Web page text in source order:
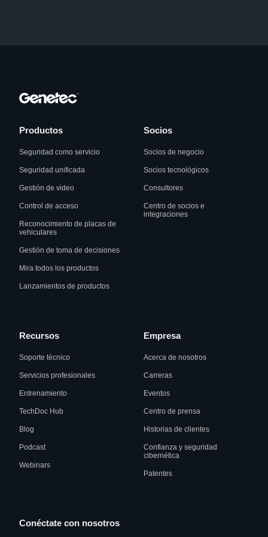
Productos
Seguridad como servicio
Seguridad unificada
Gestión de video
Control de acceso
Reconocimiento de placas de
vehiculares
Gestión de toma de decisiones
Mira todos los productos
Lanzamientos de productos
Socios
Socios de negocio
Socios tecnológicos
Consultores
Centro de socios e
integraciones
Recursos
Soporte técnico
Servicios profesionales
Entrenamiento
TechDoc Hub
Blog
Podcast
Webinars
Empresa
Acerca de nosotros
Carreras
Eventos
Centro de prensa
Historias de clientes
Confianza y seguridad
cibernética
Patentes
Conéctate con nosotros